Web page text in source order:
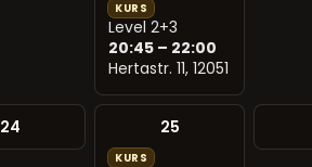
KURS
Level 2+3
20:45 – 22:00
Hertastr. 11, 12051
24 25
KURS